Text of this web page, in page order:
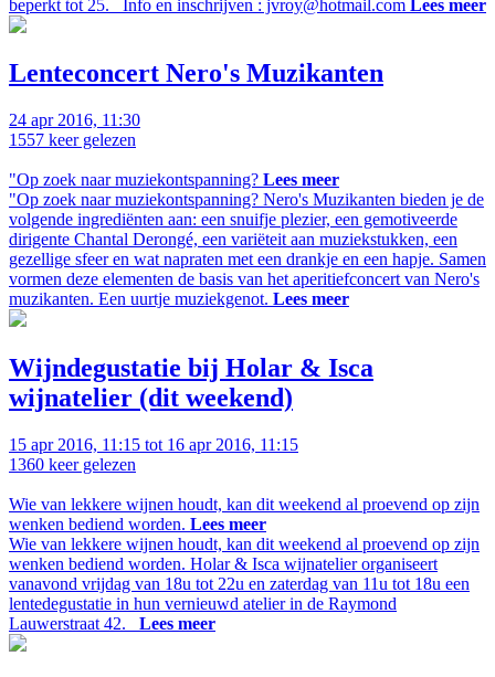
beperkt tot 25. Info en inschrijven : jvroy@hotmail.com Lees meer
Lenteconcert Nero's Muzikanten
24 apr 2016, 11:30
1557 keer gelezen
"Op zoek naar muziekontspanning? Lees meer
"Op zoek naar muziekontspanning? Nero's Muzikanten bieden je de
volgende ingrediënten aan: een snuifje plezier, een gemotiveerde
dirigente Chantal Derongé, een variëteit aan muziekstukken, een
gezellige sfeer en wat napraten met een drankje en een hapje. Samen
vormen deze elementen de basis van het aperitiefconcert van Nero's
muzikanten. Een uurtje muziekgenot. Lees meer
Wijndegustatie bij Holar & Isca
wijnatelier (dit weekend)
15 apr 2016, 11:15 tot 16 apr 2016, 11:15
1360 keer gelezen
Wie van lekkere wijnen houdt, kan dit weekend al proevend op zijn
wenken bediend worden. Lees meer
Wie van lekkere wijnen houdt, kan dit weekend al proevend op zijn
wenken bediend worden. Holar & Isca wijnatelier organiseert
vanavond vrijdag van 18u tot 22u en zaterdag van 11u tot 18u een
lentedegustatie in hun vernieuwd atelier in de Raymond
Lauwerstraat 42. Lees meer